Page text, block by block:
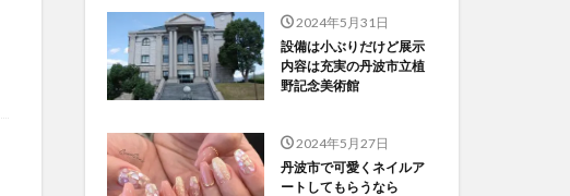
2024年5月31日
設備は小ぶりだけど展示
内容は充実の丹波市立植
野記念美術館
2024年5月27日
丹波市で可愛くネイルア
ートしてもらうなら